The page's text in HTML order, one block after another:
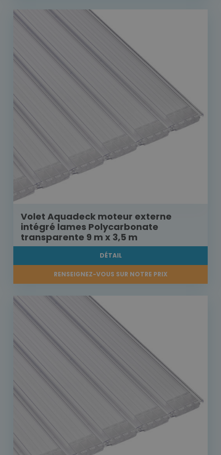
Volet Aquadeck moteur externe
intégré lames Polycarbonate
transparente 9 m x 3,5 m
DÉTAIL
RENSEIGNEZ-VOUS SUR NOTRE PRIX